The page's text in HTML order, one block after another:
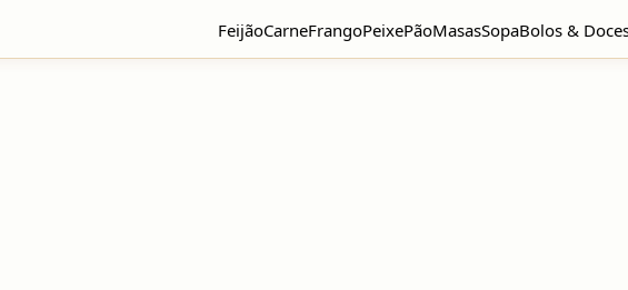
FeijãoCarneFrangoPeixePãoMasasSopaBolos &